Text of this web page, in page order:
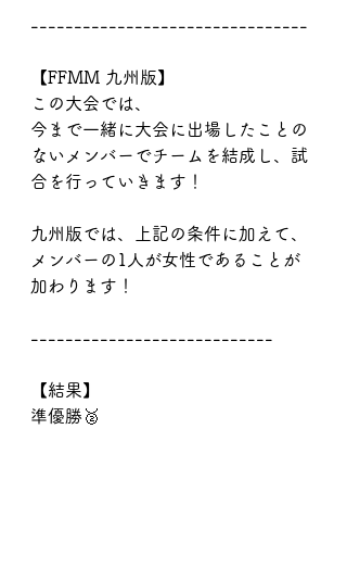
--------------------------------
【FFMM 九州版】
この大会では、
今まで一緒に大会に出場したことの
ないメンバーでチームを結成し、試
合を行っていきます！
九州版では、上記の条件に加えて、
メンバーの1人が女性であることが
加わります！
----------------------------
【結果】
準優勝🥈